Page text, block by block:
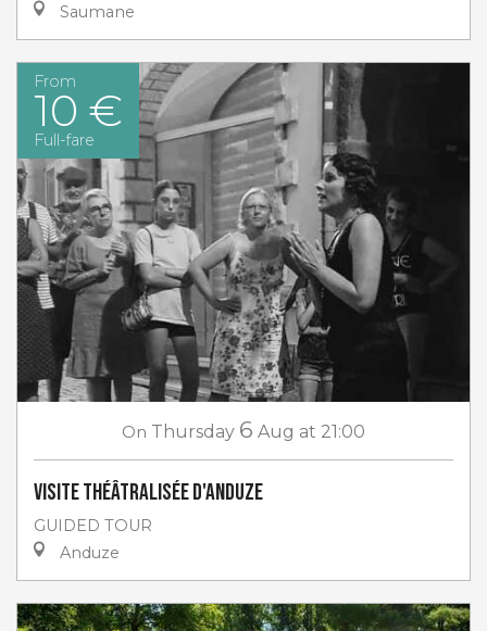
Saumane
From
10 €
Full-fare
On Thursday 6 Aug at 21:00
Visite théâtralisée d'Anduze
GUIDED TOUR
Anduze